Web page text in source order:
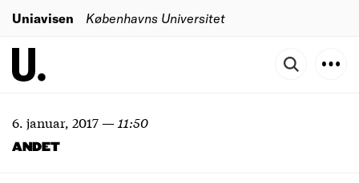
Uniavisen Københavns Universitet
6. januar, 2017— 11:50
ANDET